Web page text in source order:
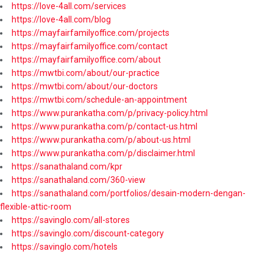
https://love-4all.com/services
https://love-4all.com/blog
https://mayfairfamilyoffice.com/projects
https://mayfairfamilyoffice.com/contact
https://mayfairfamilyoffice.com/about
https://mwtbi.com/about/our-practice
https://mwtbi.com/about/our-doctors
https://mwtbi.com/schedule-an-appointment
https://www.purankatha.com/p/privacy-policy.html
https://www.purankatha.com/p/contact-us.html
https://www.purankatha.com/p/about-us.html
https://www.purankatha.com/p/disclaimer.html
https://sanathaland.com/kpr
https://sanathaland.com/360-view
https://sanathaland.com/portfolios/desain-modern-dengan-
flexible-attic-room
https://savinglo.com/all-stores
https://savinglo.com/discount-category
https://savinglo.com/hotels